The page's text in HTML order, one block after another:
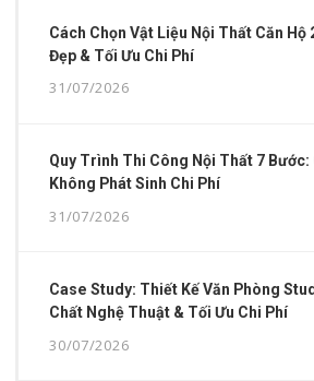
Cách Chọn Vật Liệu Nội Thất Căn Hộ
Đẹp & Tối Ưu Chi Phí
31/07/2026
Quy Trình Thi Công Nội Thất 7 Bước:
Không Phát Sinh Chi Phí
31/07/2026
Case Study: Thiết Kế Văn Phòng
Chất Nghệ Thuật & Tối Ưu Chi Phí
30/07/2026